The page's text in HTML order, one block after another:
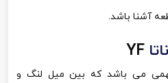
آشنا باشد.
YF
می باشد که بین میل لنگ و